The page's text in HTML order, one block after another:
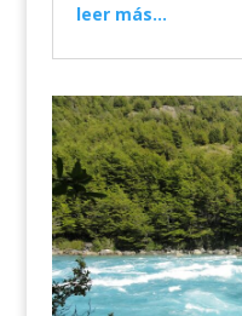
leer más...